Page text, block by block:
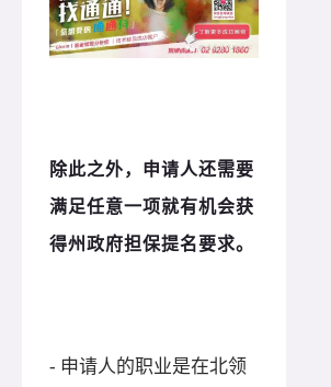
除此之外，申请人还需要
满足任意一项就有机会获
得州政府担保提名要求。
- 申请人的职业是在北领